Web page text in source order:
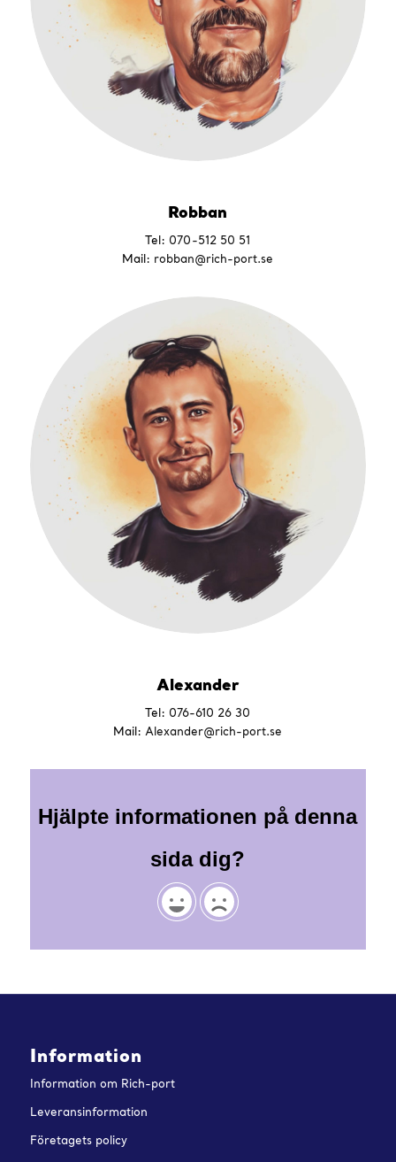
Robban
Tel: 070-512 50 51
Mail: robban@rich-port.se
Alexander
Tel: 076-610 26 30
Mail:Alexander@rich-port.se
Hjälpte informationen på denna
sida dig?
Information
Information om Rich-port
Leveransinformation
Företagets policy